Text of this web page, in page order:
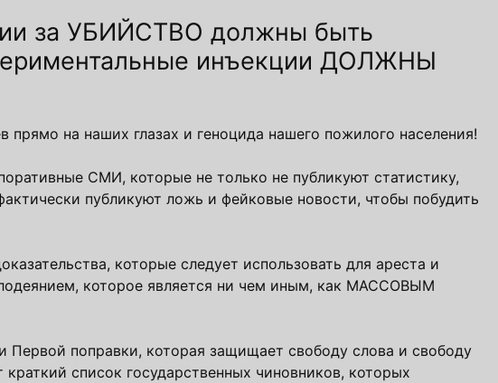
за УБИЙСТВО должны быть
инъекции ДОЛЖНЫ
на наших глазах и геноцида нашего пожилого населения!
СМИ, которые не только не публикуют статистику,
публикуют ложь и фейковые новости, чтобы побудить
которые следует использовать для ареста и
которое является ни чем иным, как МАССОВЫМ
поправки, которая защищает свободу слова и свободу
список государственных чиновников, которых